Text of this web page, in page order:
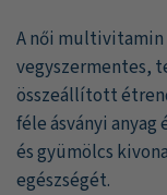
értékelés
A női multivitamin
vegyszermentes,
összeállított
féle ásványi
és gyümölcs
egészségét.